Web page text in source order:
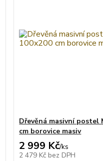
Dřevěná masivní postel
cm borovice masiv
2 999 Kč/ks
2 479 Kč bez DPH